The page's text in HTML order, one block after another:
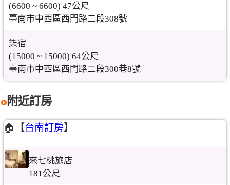
(6600 ~ 6600) 47公尺
臺南市中西區西門路二段308號
柒宿
(15000 ~ 15000) 64公尺
臺南市中西區西門路二段300巷8號
附近訂房
🏠【台南訂房】
來七桃旅店
181公尺